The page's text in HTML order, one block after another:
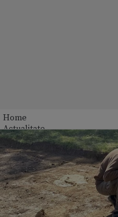
Home
Actualitate